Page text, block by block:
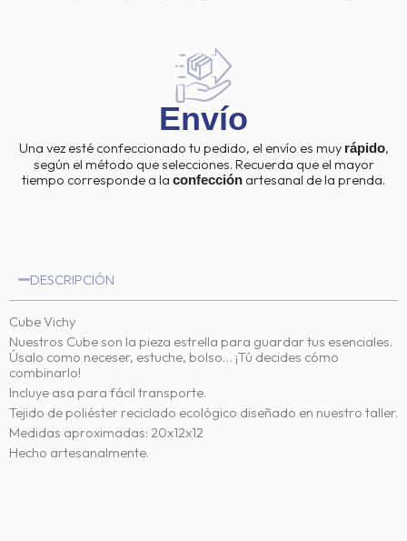
Envío
Una vez esté confeccionado tu pedido, el envío es muy rápido,
según el método que selecciones. Recuerda que el mayor
tiempo corresponde a la confección artesanal de la prenda.
DESCRIPCIÓN
Cube Vichy
Nuestros Cube son la pieza estrella para guardar tus esenciales.
Úsalo como neceser, estuche, bolso… ¡Tú decides cómo
combinarlo!
Incluye asa para fácil transporte.
Tejido de poliéster reciclado ecológico diseñado en nuestro taller.
Medidas aproximadas: 20x12x12
Hecho artesanalmente.